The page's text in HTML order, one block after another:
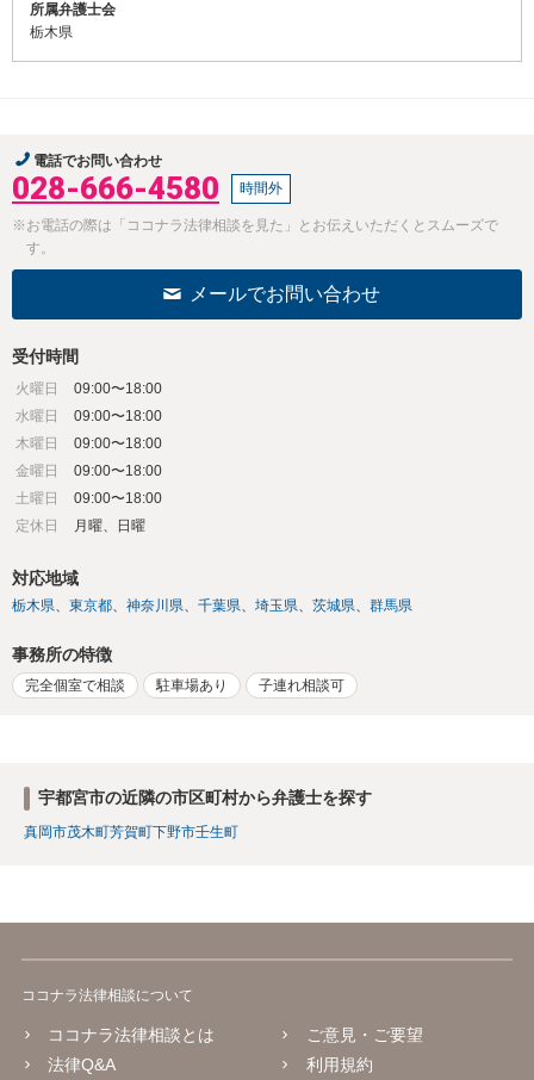
所属弁護士会
栃木県
電話でお問い合わせ
028-666-4580 時間外
※お電話の際は「ココナラ法律相談を見た」とお伝えいただくとスムーズで
す。
メールでお問い合わせ
受付時間
火曜日
09:00〜18:00
水曜日
09:00〜18:00
木曜日
09:00〜18:00
金曜日
09:00〜18:00
土曜日
09:00〜18:00
定休日
月曜、日曜
対応地域
栃木県 東京都 神奈川県 千葉県 埼玉県 茨城県 群馬県
事務所の特徴
完全個室で相談 駐車場あり 子連れ相談可
宇都宮市の近隣の市区町村から弁護士を探す
真岡市茂木町芳賀町下野市壬生町
ココナラ法律相談について
ココナラ法律相談とは
法律Q&A
ご意見・ご要望
利用規約